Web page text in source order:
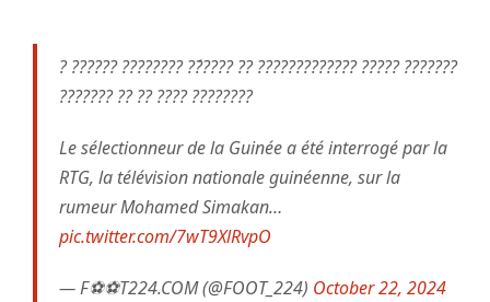
?️ ?????? ???????? ??́???? ?? ????????????? ????? ???????
??????? ?? ?? ???? ????????
Le sélectionneur de la Guinée a été interrogé par la
RTG, la télévision nationale guinéenne, sur la
rumeur Mohamed Simakan…
pic.twitter.com/7wT9XlRvpO
— F⚽⚽T224.COM (@FOOT_224) October 22, 2024